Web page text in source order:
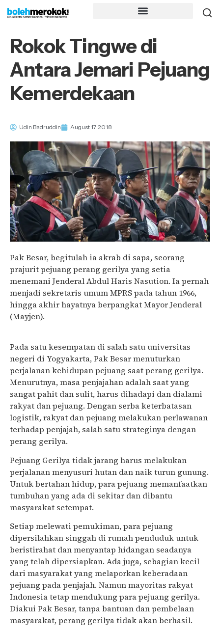
Rokok Tingwe di
Antara Jemari Pejuang
Kemerdekaan
Udin Badruddin August 17, 2018
Pak Besar, begitulah ia akrab di sapa, seorang
prajurit pejuang perang gerilya yang setia
menemani Jenderal Abdul Haris Nasution. Ia pernah
menjadi sekretaris umum MPRS pada tahun 1966,
hingga akhir hayatnya berpangkat Mayor Jenderal
(Mayjen).
Pada satu kesempatan di salah satu universitas
negeri di Yogyakarta, Pak Besar menuturkan
perjalanan kehidupan pejuang saat perang gerilya.
Menurutnya, masa penjajahan adalah saat yang
sangat pahit dan sulit, harus dihadapi dan dialami
rakyat dan pejuang. Dengan serba keterbatasan
logistik, rakyat dan pejuang melakukan perlawanan
terhadap penjajah, salah satu strateginya dengan
perang gerilya.
Pejuang Gerilya tidak jarang harus melakukan
perjalanan menyusuri hutan dan naik turun gunung.
Untuk bertahan hidup, para pejuang memanfaatkan
tumbuhan yang ada di sekitar dan dibantu
masyarakat setempat.
Setiap melewati pemukiman, para pejuang
dipersilahkan singgah di rumah penduduk untuk
beristirahat dan menyantap hidangan seadanya
yang telah dipersiapkan. Ada juga, sebagian kecil
dari masyarakat yang melaporkan keberadaan
pejuang pada penjajah. Namun mayoritas rakyat
Indonesia tetap mendukung para pejuang gerilya.
Diakui Pak Besar, tanpa bantuan dan pembelaan
masyarakat, perang gerilya tidak akan berhasil.